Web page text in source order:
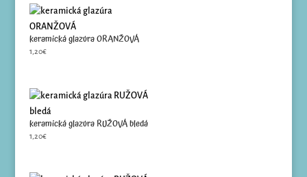
keramická glazúra ORANŽOVÁ
1,20€
keramická glazúra RUŽOVÁ bledá
1,20€